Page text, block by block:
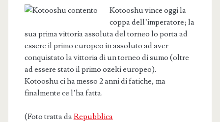
Kotooshu vince oggi la
coppa dell’imperatore; la
sua prima vittoria assoluta del torneo lo porta ad
essere il primo europeo in assoluto ad aver
conquistato la vittoria di un torneo di sumo (oltre
ad essere stato il primo ozeki europeo).
Kotooshu ci ha messo 2 anni di fatiche, ma
finalmente ce l’ha fatta.
(Foto tratta daRepubblica